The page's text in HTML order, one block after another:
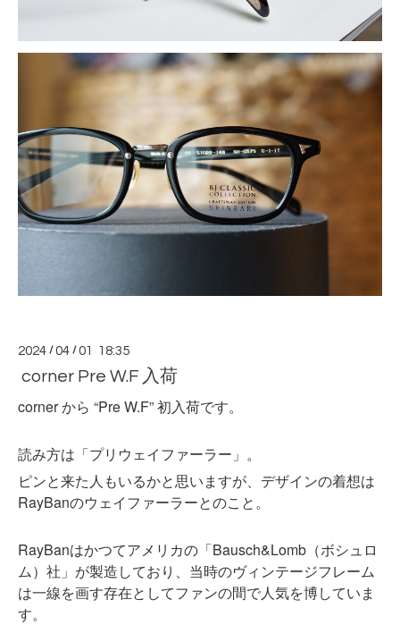
2024 /04 /01 18:35
corner Pre W.F 入荷
corner から “Pre W.F” 初入荷です。
読み方は「プリウェイファーラー」。
ピンと来た人もいるかと思いますが、デザインの着想は
RayBanのウェイファーラーとのこと。
RayBanはかつてアメリカの「Bausch&Lomb（ボシュロ
ム）社」が製造しており、当時のヴィンテージフレーム
は一線を画す存在としてファンの間で人気を博していま
す。